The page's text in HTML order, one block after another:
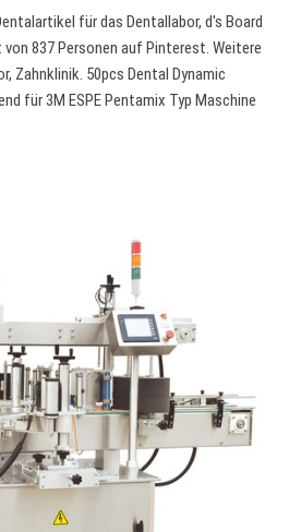
für das Dentallabor, d's Board
837 Personen auf Pinterest. Weitere
Zahnklinik. 50pcs Dental Dynamic
für 3M ESPE Pentamix Typ Maschine